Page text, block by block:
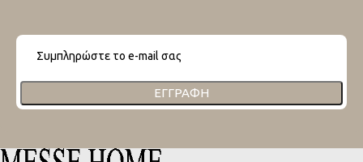
ΕΓΓΡΑΦΉ